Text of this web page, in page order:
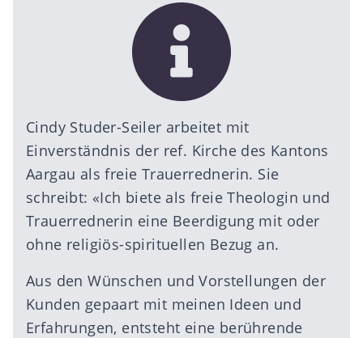
Cindy Studer-Seiler arbeitet mit
Einverständnis der ref. Kirche des Kantons
Aargau als freie Trauerrednerin. Sie
schreibt: «Ich biete als freie Theologin und
Trauerrednerin eine Beerdigung mit oder
ohne religiös-spirituellen Bezug an.
Aus den Wünschen und Vorstellungen der
Kunden gepaart mit meinen Ideen und
Erfahrungen, entsteht eine berührende